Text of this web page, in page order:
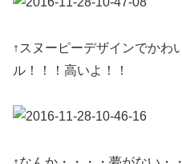
↑スヌーピーデザインでかわ
ル！！！高いよ！！